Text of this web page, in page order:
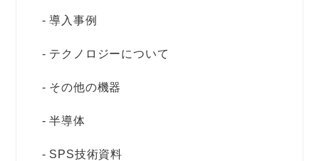
導入事例
テクノロジーについて
その他の機器
半導体
SPS技術資料